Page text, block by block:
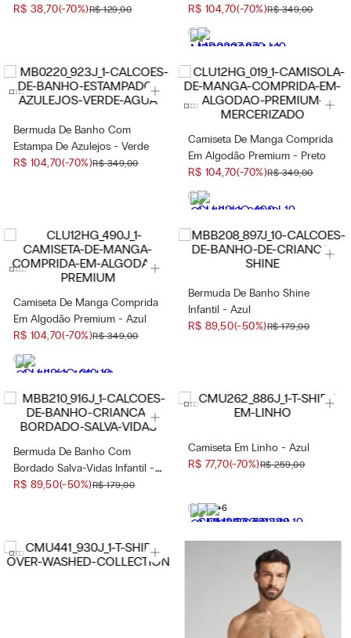
Azul
R$ 38,70(-70%)R$ 129,00
R$ 104,70(-70%)R$ 349,00
Bermuda De Banho Com
Estampa De Azulejos - Verde
R$ 104,70(-70%)R$ 349,00
Camiseta De Manga Comprida
Em Algodão Premium - Preto
R$ 104,70(-70%)R$ 349,00
Camiseta De Manga Comprida
Em Algodão Premium - Azul
R$ 104,70(-70%)R$ 349,00
Bermuda De Banho Shine
Infantil - Azul
R$ 89,50(-50%)R$ 179,00
Bermuda De Banho Com
Bordado Salva-Vidas Infantil -
Azul
R$ 89,50(-50%)R$ 179,00
Camiseta Em Linho - Azul
R$ 77,70(-70%)R$ 259,00
+6